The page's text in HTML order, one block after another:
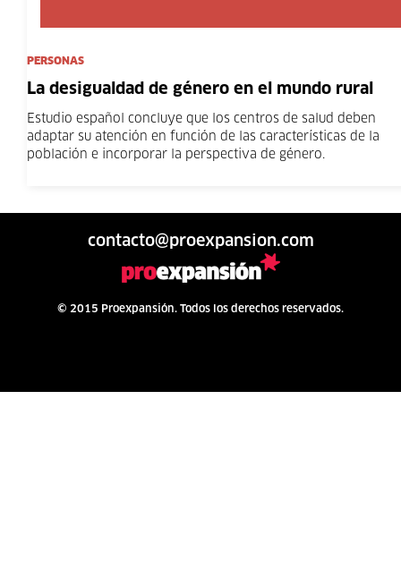
PERSONAS
La desigualdad de género en el mundo rural
Estudio español concluye que los centros de salud deben
adaptar su atención en función de las características de la
población e incorporar la perspectiva de género.
contacto@proexpansion.com
© 2015 Proexpansión. Todos los derechos reservados.